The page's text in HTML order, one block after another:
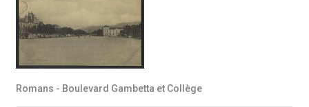
Romans - Boulevard Gambetta et Collège